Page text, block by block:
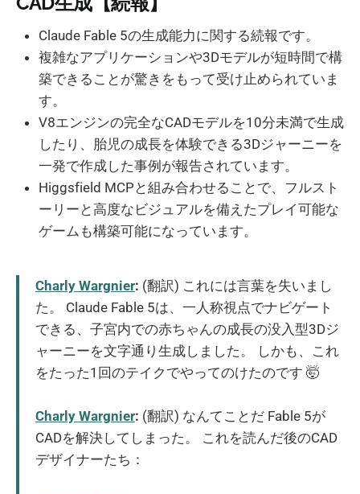
Claude Fable 5の生成能力に関する続報です。
複雑なアプリケーションや3Dモデルが短時間で構
築できることが驚きをもって受け止められていま
す。
V8エンジンの完全なCADモデルを10分未満で生成
したり、胎児の成長を体験できる3Dジャーニーを
一発で作成した事例が報告されています。
Higgsfield MCPと組み合わせることで、フルスト
ーリーと高度なビジュアルを備えたプレイ可能な
ゲームも構築可能になっています。
Charly Wargnier: (翻訳) これには言葉を失いまし
た。 Claude Fable 5は、一人称視点でナビゲート
できる、子宮内での赤ちゃんの成長の没入型3Dジ
ャーニーを文字通り生成しました。 しかも、これ
をたった1回のテイクでやってのけたのです 🤯
Charly Wargnier: (翻訳) なんてことだ Fable 5が
CADを解決してしまった。 これを読んだ後のCAD
デザイナーたち：